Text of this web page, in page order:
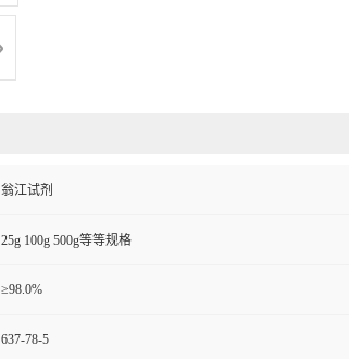
翁江试剂
25g 100g 500g等等规格
≥98.0%
637-78-5